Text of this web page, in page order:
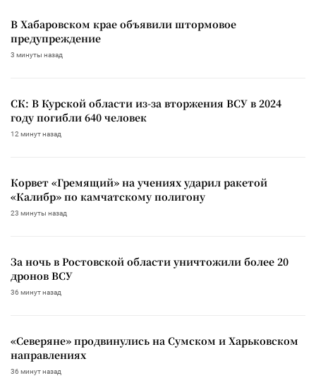
В Хабаровском крае объявили штормовое
предупреждение
3 минуты назад
СК: В Курской области из-за вторжения ВСУ в 2024
году погибли 640 человек
12 минут назад
Корвет «Гремящий» на учениях ударил ракетой
«Калибр» по камчатскому полигону
23 минуты назад
За ночь в Ростовской области уничтожили более 20
дронов ВСУ
36 минут назад
«Северяне» продвинулись на Сумском и Харьковском
направлениях
36 минут назад